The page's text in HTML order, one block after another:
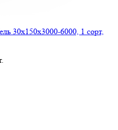
30х150х3000-6000, 1 сорт,